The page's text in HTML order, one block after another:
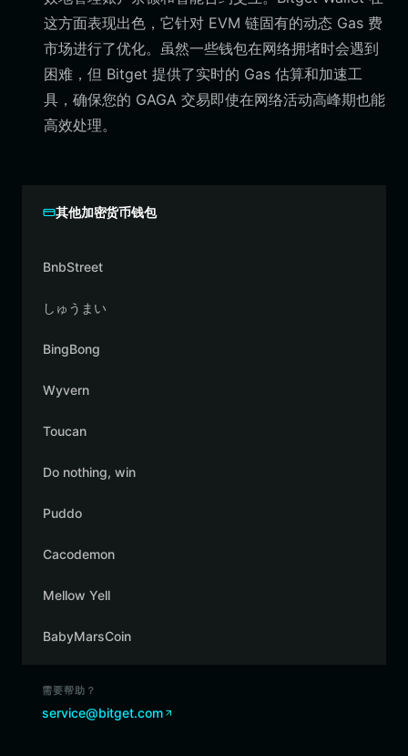
这方面表现出色，它针对 EVM 链固有的动态 Gas 费
市场进行了优化。虽然一些钱包在网络拥堵时会遇到
困难，但 Bitget 提供了实时的 Gas 估算和加速工
具，确保您的 GAGA 交易即使在网络活动高峰期也能
高效处理。
其他加密货币钱包
BnbStreet
しゅうまい
BingBong
Wyvern
Toucan
Do nothing, win
Puddo
Cacodemon
Mellow Yell
BabyMarsCoin
需要帮助？
service@bitget.com